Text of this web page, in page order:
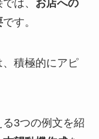
は、 お店への
です。
積極的にアピ
3つの例文を紹